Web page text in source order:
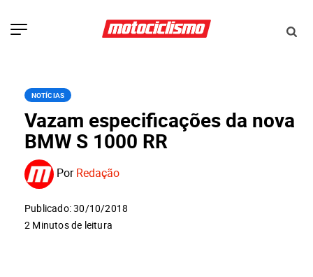
NOTÍCIAS
Vazam especificações da nova
BMW S 1000 RR
PorRedação
Publicado: 30/10/2018
2 Minutos de leitura